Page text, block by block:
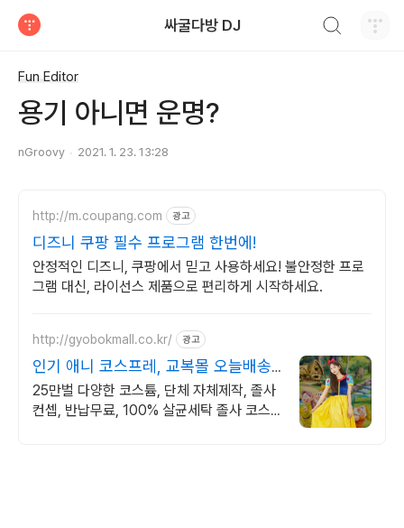
싸굴다방 DJ
Fun Editor
용기 아니면 운명?
nGroovy 2021. 1. 23. 13:28
http://m.coupang.com 광고
디즈니 쿠팡 필수 프로그램 한번에!
안정적인 디즈니, 쿠팡에서 믿고 사용하세요! 불안정한 프로
그램 대신, 라이선스 제품으로 편리하게 시작하세요.
http://gyobokmall.co.kr/ 광고
인기 애니 코스프레, 교복몰 오늘배송
오늘도착 택배대여
25만벌 다양한 코스튬, 단체 자체제작, 졸사
컨셉, 반납무료, 100% 살균세탁 졸사 코스